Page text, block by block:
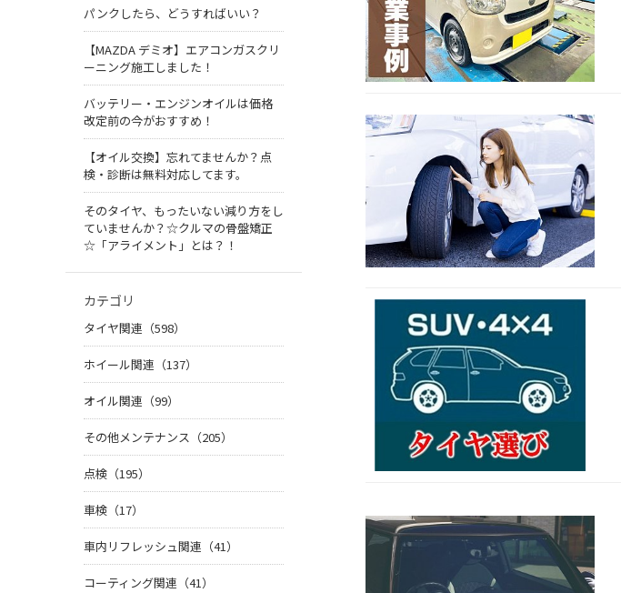
パンクしたら、どうすればいい？
【MAZDA デミオ】エアコンガスクリ
ーニング施工しました！
バッテリー・エンジンオイルは価格
改定前の今がおすすめ！
【オイル交換】忘れてませんか？点
検・診断は無料対応してます。
そのタイヤ、もったいない減り方をし
ていませんか？☆クルマの骨盤矯正
☆「アライメント」とは？！
カテゴリ
タイヤ関連（598）
ホイール関連（137）
オイル関連（99）
その他メンテナンス（205）
点検（195）
車検（17）
車内リフレッシュ関連（41）
コーティング関連（41）